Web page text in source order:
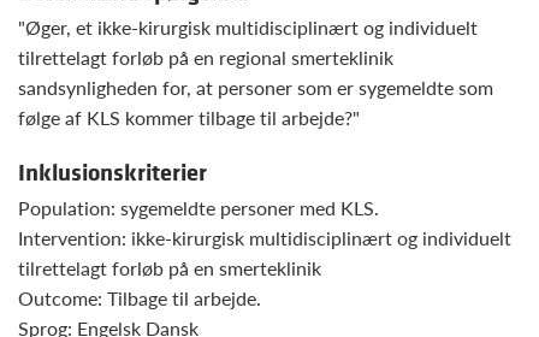
"Øger, et ikke-kirurgisk multidisciplinært og individuelt
tilrettelagt forløb på en regional smerteklinik
sandsynligheden for, at personer som er sygemeldte som
følge af KLS kommer tilbage til arbejde?"
Inklusionskriterier
Population: sygemeldte personer med KLS.
Intervention: ikke-kirurgisk multidisciplinært og individuelt
tilrettelagt forløb på en smerteklinik
Outcome: Tilbage til arbejde.
Sprog: Engelsk Dansk